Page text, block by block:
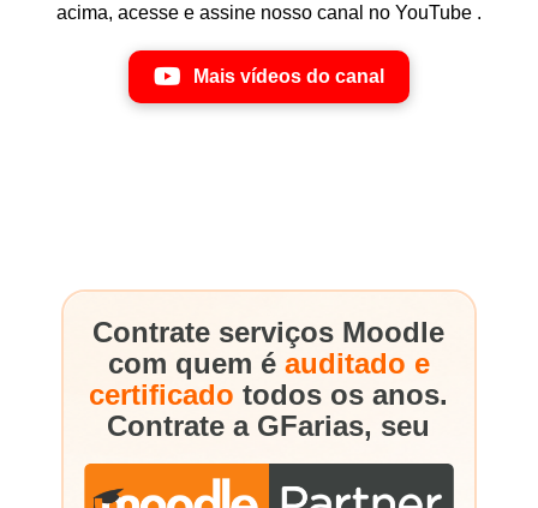
acima, acesse e assine nosso canal no YouTube .
Mais vídeos do canal
Contrate serviços Moodle
com quem é auditado e
certificado todos os anos.
Contrate a GFarias, seu